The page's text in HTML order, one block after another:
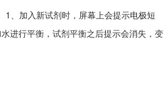
1、加入新试剂时，屏幕上会提示电极短
进行平衡，试剂平衡之后提示会消失，变